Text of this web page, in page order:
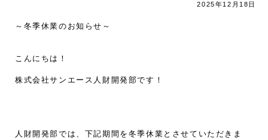
2025年12月18日
～冬季休業のお知らせ～
こんにちは！
株式会社サンエース人財開発部です！
人財開発部では、下記期間を冬季休業とさせていただきま